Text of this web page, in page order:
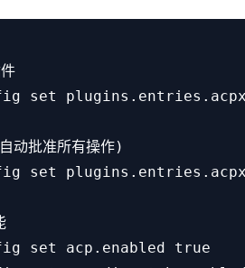
set
动批准所有操作)
set
set acp.enabled true